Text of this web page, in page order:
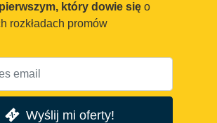
który dowie się o
rozkładach promów
Wyślij mi oferty!